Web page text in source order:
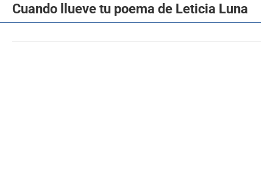
Cuando llueve tu poema de Leticia Luna